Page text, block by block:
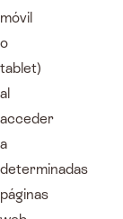
móvil
o
tablet)
al
acceder
a
determinadas
páginas